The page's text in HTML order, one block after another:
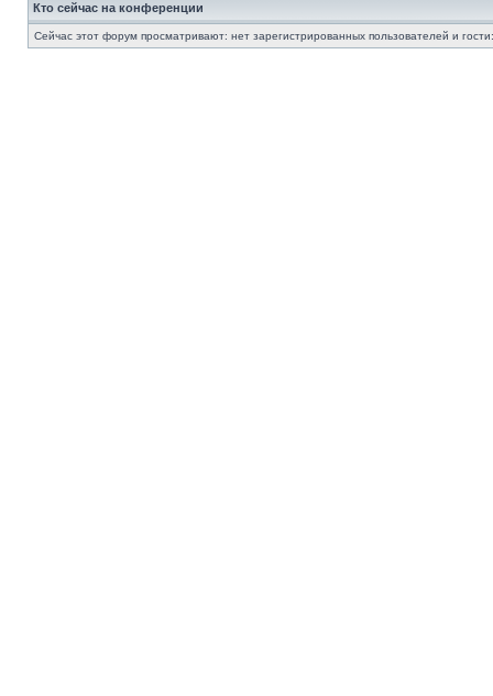
Кто сейчас на конференции
Сейчас этот форум просматривают: нет зарегистрированных пользователей и